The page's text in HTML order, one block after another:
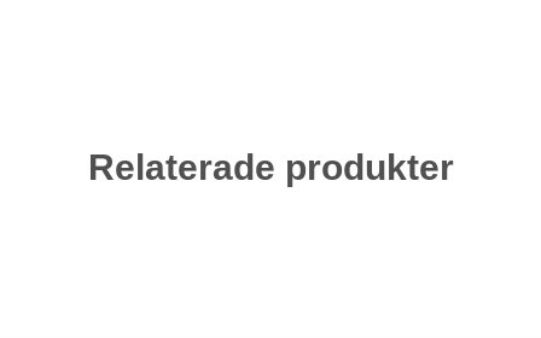
Relaterade produkter